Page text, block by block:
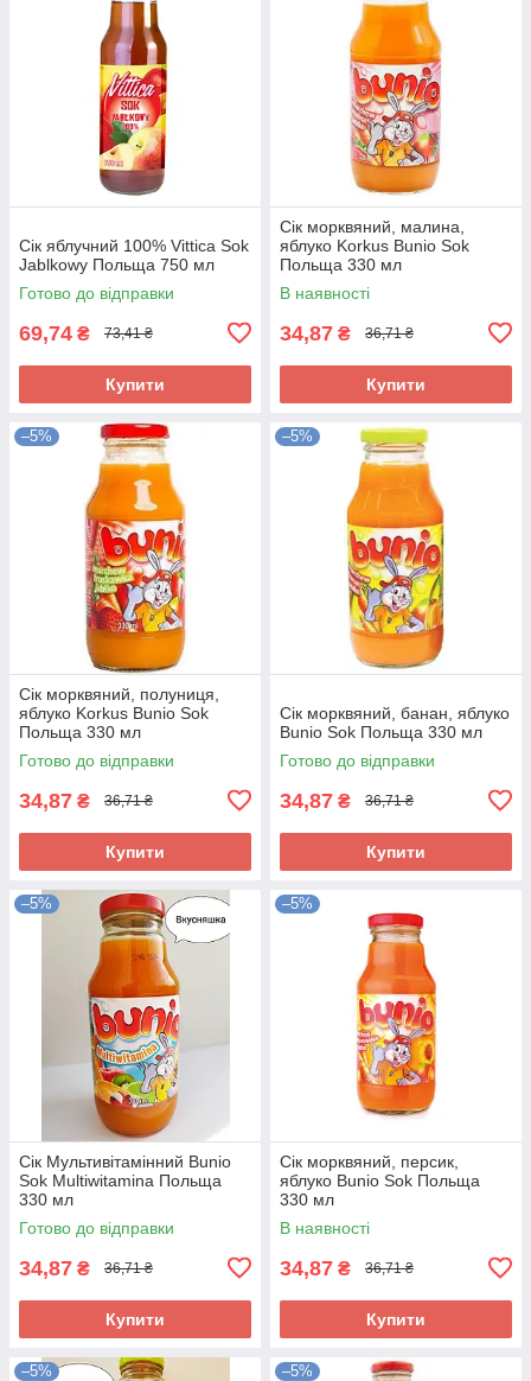
Сік яблучний 100% Vittica Sok
Jablkowy Польща 750 мл
Готово до відправки
69,74 ₴ 73,41 ₴
Купити
Сік морквяний, малина,
яблуко Korkus Bunio Sok
Польща 330 мл
В наявності
34,87 ₴ 36,71 ₴
Купити
–5%
Сік морквяний, полуниця,
яблуко Korkus Bunio Sok
Польща 330 мл
Готово до відправки
34,87 ₴ 36,71 ₴
Купити
–5%
Сік морквяний, банан, яблуко
Bunio Sok Польща 330 мл
Готово до відправки
34,87 ₴ 36,71 ₴
Купити
–5%
Сік Мультивітамінний Bunio
Sok Multiwitamina Польща
330 мл
Готово до відправки
34,87 ₴ 36,71 ₴
Купити
–5%
Сік морквяний, персик,
яблуко Bunio Sok Польща
330 мл
В наявності
34,87 ₴ 36,71 ₴
Купити
–5% –5%